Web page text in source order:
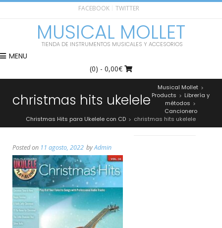
FACEBOOK TWITTER
MUSICAL MOLLET
TIENDA DE INSTRUMENTOS MUSICALES Y ACCESORIOS
MENU
(0) - 0,00€
christmas hits ukelele
Musical Mollet >
Products > Librería y
métodos >
Cancionero
Christmas Hits para Ukelele con CD > christmas hits ukelele
Posted on 11 agosto, 2022 byAdmin